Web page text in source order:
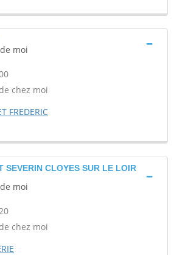
moi
chez moi
FREDERIC
SEVERIN CLOYES SUR LE LOIR
moi
chez moi